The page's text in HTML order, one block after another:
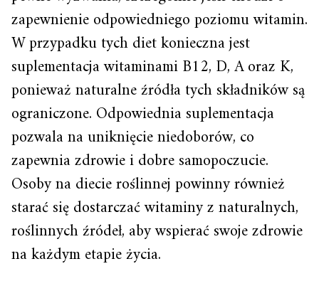
zapewnienie odpowiedniego poziomu witamin.
W przypadku tych diet konieczna jest
suplementacja witaminami B12, D, A oraz K,
ponieważ naturalne źródła tych składników są
ograniczone. Odpowiednia suplementacja
pozwala na uniknięcie niedoborów, co
zapewnia zdrowie i dobre samopoczucie.
Osoby na diecie roślinnej powinny również
starać się dostarczać witaminy z naturalnych,
roślinnych źródeł, aby wspierać swoje zdrowie
na każdym etapie życia.